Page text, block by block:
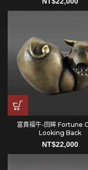
富貴福牛-回眸 Fortune
Looking Back
NT$22,000